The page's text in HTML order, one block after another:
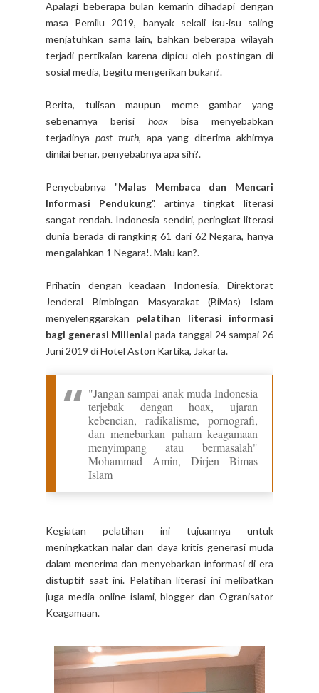
Apalagi beberapa bulan kemarin dihadapi dengan
masa Pemilu 2019, banyak sekali isu-isu saling
menjatuhkan sama lain, bahkan beberapa wilayah
terjadi pertikaian karena dipicu oleh postingan di
sosial media, begitu mengerikan bukan?.
Berita, tulisan maupun meme gambar yang
sebenarnya berisi hoaxbisa menyebabkan
terjadinya post truth, apa yang diterima akhirnya
dinilai benar, penyebabnya apa sih?.
Penyebabnya "Malas Membaca dan Mencari
Informasi Pendukung", artinya tingkat literasi
sangat rendah. Indonesia sendiri, peringkat literasi
dunia berada di rangking 61 dari 62 Negara, hanya
mengalahkan 1 Negara!. Malu kan?.
Prihatin dengan keadaan Indonesia, Direktorat
Jenderal Bimbingan Masyarakat (BiMas) Islam
menyelenggarakan pelatihan literasi informasi
bagi generasi Millenial pada tanggal 24 sampai 26
Juni 2019 di Hotel Aston Kartika, Jakarta.
"Jangan sampai anak muda Indonesia
terjebak dengan hoax, ujaran
kebencian, radikalisme, pornografi,
dan menebarkan paham keagamaan
menyimpang atau bermasalah"
Mohammad Amin, Dirjen Bimas
Islam
Kegiatan pelatihan ini tujuannya untuk
meningkatkan nalar dan daya kritis generasi muda
dalam menerima dan menyebarkan informasi di era
distuptif saat ini. Pelatihan literasi ini melibatkan
juga media online islami, blogger dan Ogranisator
Keagamaan.